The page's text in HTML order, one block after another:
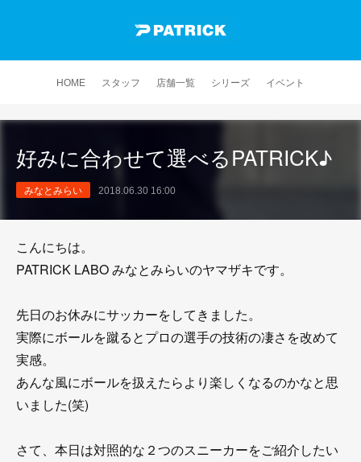
HOME スタッフ 店舗一覧 シリーズ イベント
好みに合わせて選べるPATRICK♪
みなとみらい 2018.06.30 16:00
こんにちは。
PATRICK LABO みなとみらいのヤマザキです。
先日のお休みにサッカーをしてきました。
実際にボールを蹴るとプロの選手の技術の凄さを改めて
実感。
あんな風にボールを扱えたらより楽しくなるのかなと思
いました(笑)
さて、本日は対照的な２つのスニーカーをご紹介したい